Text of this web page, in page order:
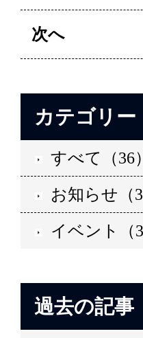
次へ
カテゴリー
すべて（36）
お知らせ（
イベント（3
過去の記事